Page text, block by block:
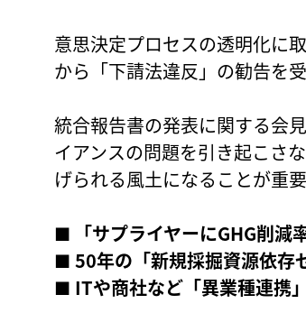
意思決定プロセスの透明化に
から「下請法違反」の勧告を受
統合報告書の発表に関する会
イアンスの問題を引き起こさ
げられる風土になることが重
■ 「サプライヤーにGHG削減
■ 50年の「新規採掘資源依存
■ ITや商社など「異業種連携